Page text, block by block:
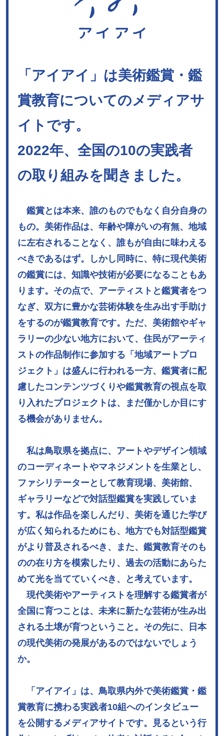
「アイアイ」は美術鑑賞・鑑
賞教育についてのメディアサ
イトです。
2022年、全国の10の実践者
の取り組みを聞きました。
鑑賞とは本来、誰のものでもなく自分自身の
もの。美術作品は、年齢や障がいの有無、地域
に左右されることなく、誰もが自由に味わえる
べきであるはず。しかし同時に、特に現代美術
の鑑賞には、知識や技術が必要になることもあ
ります。その点で、アーティストと鑑賞者をつ
なぎ、双方に豊かな芸術体験を生み出す手助け
をするのが鑑賞教育です。ただ、美術館やギャ
ラリーの少ない地方において、住民がアーティ
ストの作品制作に参加する「地域アートプロ
ジェクト」は盛んに行われる一方、鑑賞者に配
慮したコンテンツづくりや鑑賞教育の視点を取
り入れたプロジェクトは、まだ僅かしか目にす
る機会がありません。
私は鳥取県を拠点に、アートやデザイン領域
のコーディネートやマネジメントを生業とし、
ファシリテーターとして教育現場、美術館、
ギャラリーなどで対話型鑑賞を実践していま
す。私は作品を楽しんだり、美術を通じた学び
が広く知られるためにも、地方でも対話型鑑賞
がより普及されるべき、また、鑑賞教育そのも
のの在り方を模索したり、過去の活動にあらた
めて光を当てていくべき、と考えています。
現代美術やアーティストを理解する鑑賞者が
全国に育つことは、未来に新たな芸術が生み出
される土壌が育つということ。その先に、日本
の現代美術の発展があるのではないでしょう
か。
「アイアイ」は、鳥取県内外で美術鑑賞・鑑
賞教育に携わる実践者10組へのインタビュー
を公開するメディアサイトです。見るという行